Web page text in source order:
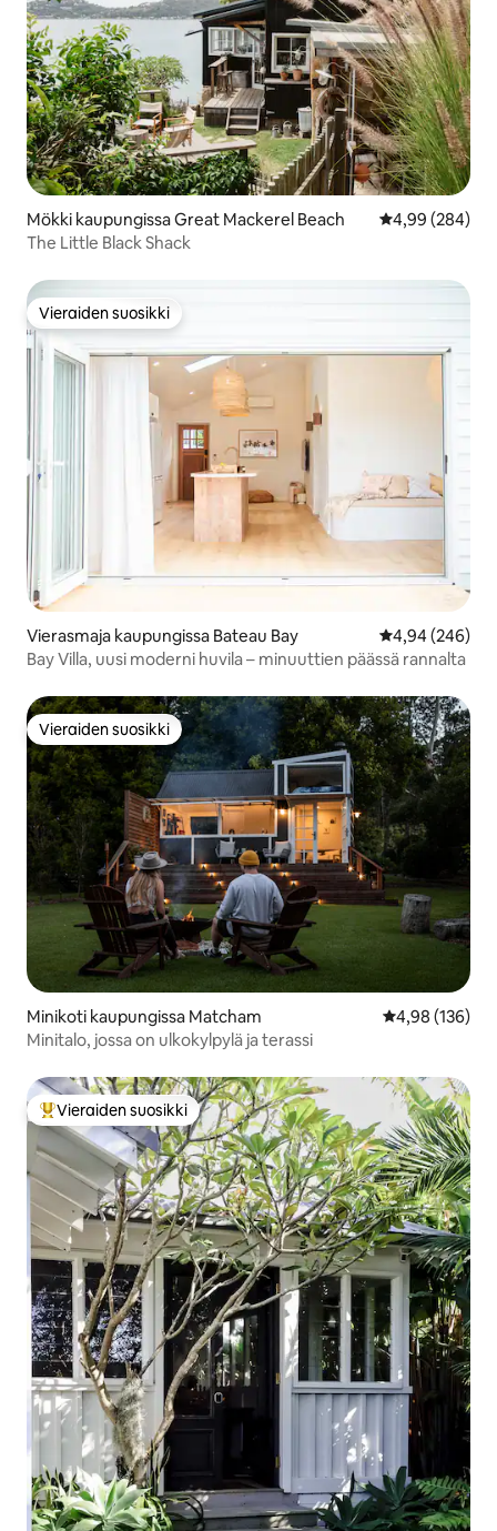
Mökki kaupungissa Great Mackerel Beach
4,99 (284)
The Little Black Shack
Vieraiden suosikki
Vieraiden suosikki
Vierasmaja kaupungissa Bateau Bay
4,94 (246)
Bay Villa, uusi moderni huvila – minuuttien päässä rannalta
Vieraiden suosikki
Vieraiden suosikki
Minikoti kaupungissa Matcham
4,98 (136)
Minitalo, jossa on ulkokylpylä ja terassi
Vieraiden suosikkien parhaimmistoa
Vieraiden suosikki